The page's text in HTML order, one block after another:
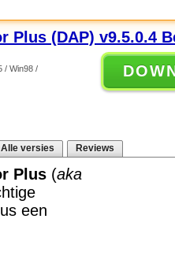
Plus (DAP) v9.5.0.4
/ Win98 /
Alle versies Reviews
Plus (aka
een